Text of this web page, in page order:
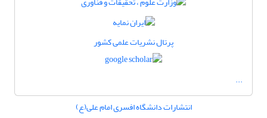
پرتال نشریات علمی کشور
...
انتشارات دانشگاه افسری امام علی(ع)